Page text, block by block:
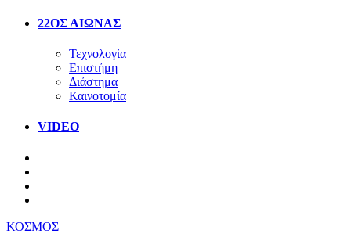
22ΟΣ ΑΙΩΝΑΣ
Τεχνολογία
Επιστήμη
Διάστημα
Καινοτομία
VIDEO
ΚΟΣΜΟΣ